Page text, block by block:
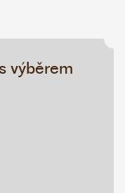
výběrem